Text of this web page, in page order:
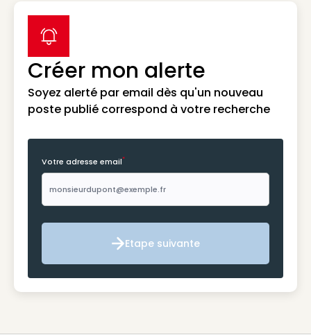
Créer mon alerte
Soyez alerté par email dès qu'un nouveau
poste publié correspond à votre recherche
label icon
Votre adresse email*
Etape suivante
Etape suivante